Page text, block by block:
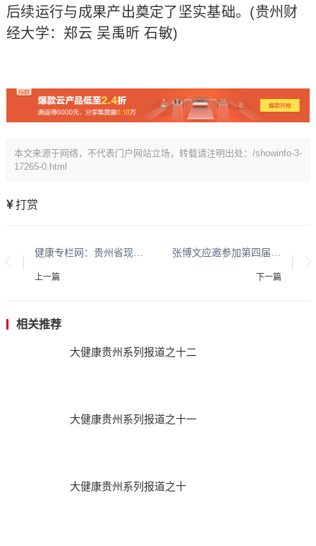
后续运行与成果产出奠定了坚实基础。(贵州财
经大学：郑云 吴禹昕 石敏)
本文来源于网络，不代表门户网站立场，转载请注明出处：/showinfo-3-
17265-0.html
打赏
健康专栏网：贵州省现代城乡经济发展研究院系列报道之一
上一篇 下一篇
相关推荐
大健康贵州系列报道之十二
大健康贵州系列报道之十一
大健康贵州系列报道之十